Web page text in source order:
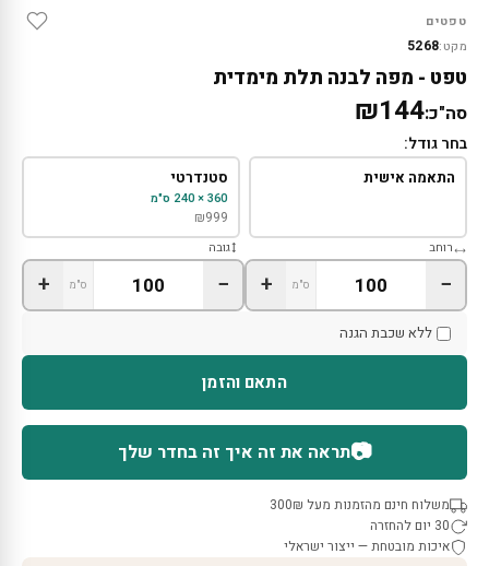
טפטים
מקט:5268
טפט - מפה לבנה תלת מימדית
סה"כ:₪144
בחר גודל:
התאמה אישית סטנדרטי
360 × 240 ס"מ
₪999
רוחב
− ס"מ +
גובה
− ס"מ +
ללא שכבת הגנה
התאם והזמן
📷תראה את זה איך זה בחדר שלך
משלוח חינם מהזמנות מעל 300₪
30 יום להחזרה
איכות מובטחת — ייצור ישראלי